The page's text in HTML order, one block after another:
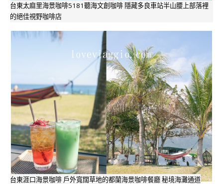
台東太麻里海景咖啡5181聽海文創咖啡 隱藏多良車站半山腰上部落裡
的絕佳視野咖啡店
台東涯口海景咖啡 戶外寬闊草地的都蘭海景咖啡餐廳 秘境海灘通道